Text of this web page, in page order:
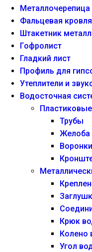
Металлочерепица
Фальцевая кровля
Штакетник
Гофролист
Гладкий лист
Профиль для
Утеплители и
Водосточная
Пластиковые
Трубы
Желоба
Воронки
Крюк
Колено
Угол